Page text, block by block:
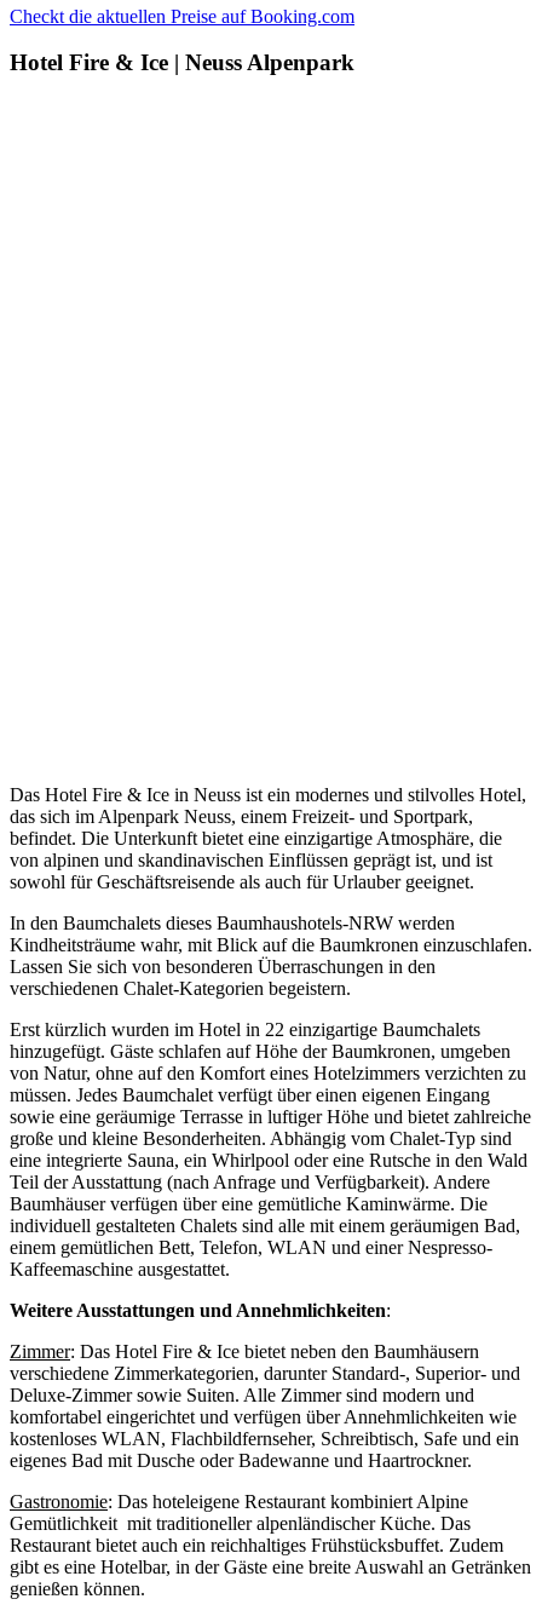
Checkt die aktuellen Preise auf Booking.com
Hotel Fire & Ice | Neuss Alpenpark
Das Hotel Fire & Ice in Neuss ist ein modernes und stilvolles Hotel,
das sich im Alpenpark Neuss, einem Freizeit- und Sportpark,
befindet. Die Unterkunft bietet eine einzigartige Atmosphäre, die
von alpinen und skandinavischen Einflüssen geprägt ist, und ist
sowohl für Geschäftsreisende als auch für Urlauber geeignet.
In den Baumchalets dieses Baumhaushotels-NRW werden
Kindheitsträume wahr, mit Blick auf die Baumkronen einzuschlafen.
Lassen Sie sich von besonderen Überraschungen in den
verschiedenen Chalet-Kategorien begeistern.
Erst kürzlich wurden im Hotel in 22 einzigartige Baumchalets
hinzugefügt. Gäste schlafen auf Höhe der Baumkronen, umgeben
von Natur, ohne auf den Komfort eines Hotelzimmers verzichten zu
müssen. Jedes Baumchalet verfügt über einen eigenen Eingang
sowie eine geräumige Terrasse in luftiger Höhe und bietet zahlreiche
große und kleine Besonderheiten. Abhängig vom Chalet-Typ sind
eine integrierte Sauna, ein Whirlpool oder eine Rutsche in den Wald
Teil der Ausstattung (nach Anfrage und Verfügbarkeit). Andere
Baumhäuser verfügen über eine gemütliche Kaminwärme. Die
individuell gestalteten Chalets sind alle mit einem geräumigen Bad,
einem gemütlichen Bett, Telefon, WLAN und einer Nespresso-
Kaffeemaschine ausgestattet.
Weitere Ausstattungen und Annehmlichkeiten:
Zimmer: Das Hotel Fire & Ice bietet neben den Baumhäusern
verschiedene Zimmerkategorien, darunter Standard-, Superior- und
Deluxe-Zimmer sowie Suiten. Alle Zimmer sind modern und
komfortabel eingerichtet und verfügen über Annehmlichkeiten wie
kostenloses WLAN, Flachbildfernseher, Schreibtisch, Safe und ein
eigenes Bad mit Dusche oder Badewanne und Haartrockner.
Gastronomie: Das hoteleigene Restaurant kombiniert Alpine
Gemütlichkeit mit traditioneller alpenländischer Küche. Das
Restaurant bietet auch ein reichhaltiges Frühstücksbuffet. Zudem
gibt es eine Hotelbar, in der Gäste eine breite Auswahl an Getränken
genießen können.